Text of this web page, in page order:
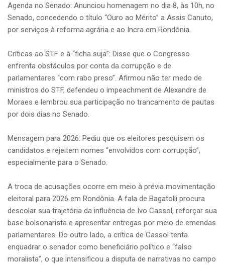
Agenda no Senado: Anunciou homenagem no dia 8, às 10h, no
Senado, concedendo o título “Ouro ao Mérito” a Assis Canuto,
por serviços à reforma agrária e ao Incra em Rondônia.
Críticas ao STF e à “ficha suja”: Disse que o Congresso
enfrenta obstáculos por conta da corrupção e de
parlamentares “com rabo preso”. Afirmou não ter medo de
ministros do STF, defendeu o impeachment de Alexandre de
Moraes e lembrou sua participação no trancamento de pautas
por dois dias no Senado.
Mensagem para 2026: Pediu que os eleitores pesquisem os
candidatos e rejeitem nomes “envolvidos com corrupção”,
especialmente para o Senado.
A troca de acusações ocorre em meio à prévia movimentação
eleitoral para 2026 em Rondônia. A fala de Bagatolli procura
descolar sua trajetória da influência de Ivo Cassol, reforçar sua
base bolsonarista e apresentar entregas por meio de emendas
parlamentares. Do outro lado, a crítica de Cassol tenta
enquadrar o senador como beneficiário político e “falso
moralista”, o que intensificou a disputa de narrativas no campo